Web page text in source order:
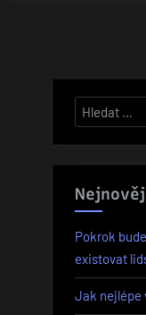
Vyhledávání
Pokrok
existovat
Jak nejlépe